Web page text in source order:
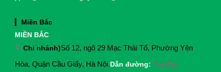
Miền Bắc
MIỀN BẮC
(Chi nhánh)Số 12, ngõ 29 Mạc Thái Tổ, Phường Yên
Hòa, Quận Cầu Giấy, Hà Nội Dẫn đường: Tại đây